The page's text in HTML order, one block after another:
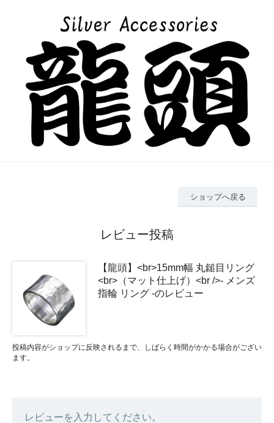
ショップへ戻る
レビュー投稿
【龍頭】<br>15mm幅 丸鎚目リング
<br>（マット仕上げ）<br />- メンズ
指輪 リング -のレビュー
投稿内容がショップに反映されるまで、しばらく時間がかかる場合がござい
ます。
レビューを入力してください。